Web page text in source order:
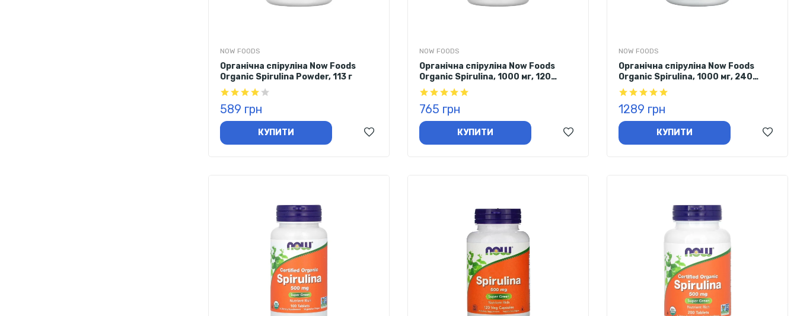
NOW FOODS
Органічна спіруліна Now Foods
Organic Spirulina Powder, 113 г
589 грн
КУПИТИ
NOW FOODS
Органічна спіруліна Now Foods
Organic Spirulina, 1000 мг, 120
таблеток
765 грн
КУПИТИ
NOW FOODS
Органічна спіруліна Now Foods
Organic Spirulina, 1000 мг, 240
таблеток
1289 грн
КУПИТИ